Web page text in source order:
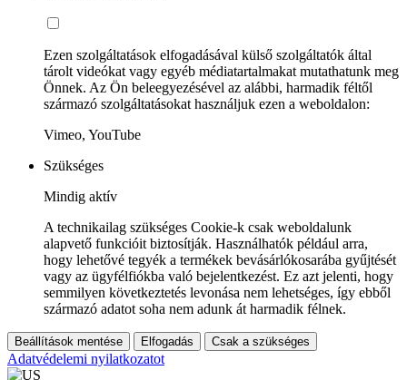
Ezen szolgáltatások elfogadásával külső szolgáltatók által
tárolt videókat vagy egyéb médiatartalmakat mutathatunk meg
Önnek. Az Ön beleegyezésével az alábbi, harmadik féltől
származó szolgáltatásokat használjuk ezen a weboldalon:
Vimeo, YouTube
Szükséges
Mindig aktív
A technikailag szükséges Cookie-k csak weboldalunk
alapvető funkcióit biztosítják. Használhatók például arra,
hogy lehetővé tegyék a termékek bevásárlókosarába gyűjtését
vagy az ügyfélfiókba való bejelentkezést. Ez azt jelenti, hogy
semmilyen következtetés levonása nem lehetséges, így ebből
származó adatot soha nem adunk át harmadik félnek.
Beállítások mentése Elfogadás Csak a szükséges
Adatvédelemi nyilatkozatot